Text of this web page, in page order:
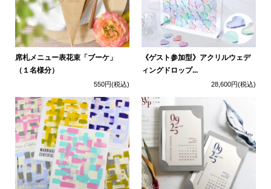
席札メニュー表花束「ブーケ」
（１名様分）
550円(税込)
《ゲスト参加型》アクリルウェデ
ィングドロップ...
28,600円(税込)